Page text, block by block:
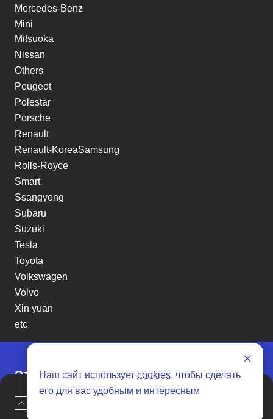
Mercedes-Benz
Mini
Mitsuoka
Nissan
Others
Peugeot
Polestar
Porsche
Renault
Renault-KoreaSamsung
Rolls-Royce
Smart
Ssangyong
Subaru
Suzuki
Tesla
Toyota
Volkswagen
Volvo
Xin yuan
etc
Отзывы о SENAT CARS
Наш сайт использует cookies, чтобы сделать
его для вас удобным и интересным